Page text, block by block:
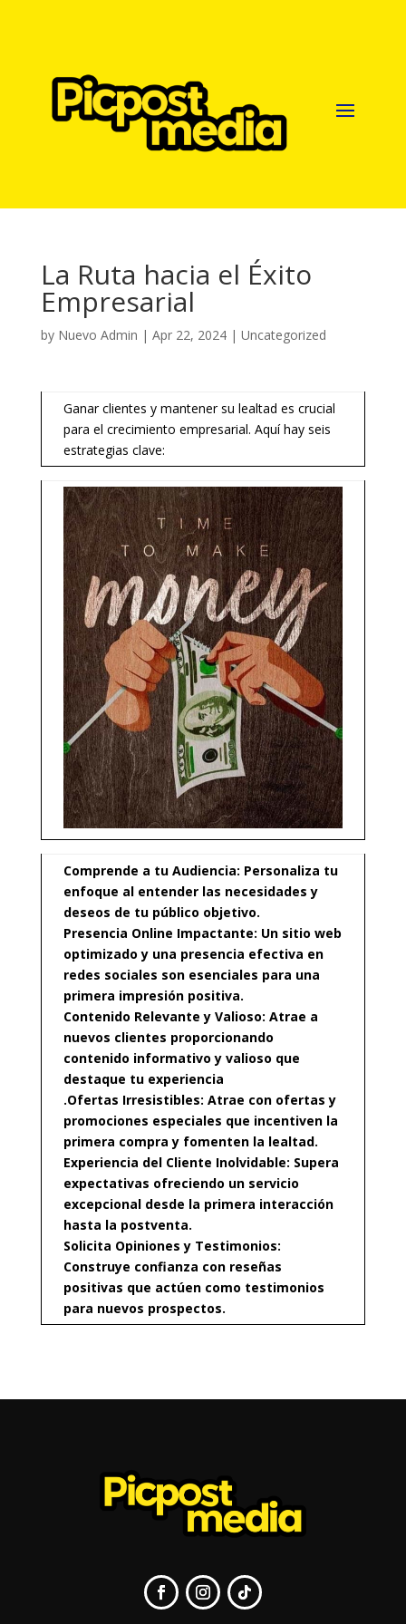
La Ruta hacia el Éxito
Empresarial
by Nuevo Admin | Apr 22, 2024| Uncategorized
Ganar clientes y mantener su lealtad es crucial
para el crecimiento empresarial. Aquí hay seis
estrategias clave:
Comprende a tu Audiencia: Personaliza tu
enfoque al entender las necesidades y
deseos de tu público objetivo.
Presencia Online Impactante: Un sitio web
optimizado y una presencia efectiva en
redes sociales son esenciales para una
primera impresión positiva.
Contenido Relevante y Valioso: Atrae a
nuevos clientes proporcionando
contenido informativo y valioso que
destaque tu experiencia
.Ofertas Irresistibles: Atrae con ofertas y
promociones especiales que incentiven la
primera compra y fomenten la lealtad.
Experiencia del Cliente Inolvidable: Supera
expectativas ofreciendo un servicio
excepcional desde la primera interacción
hasta la postventa.
Solicita Opiniones y Testimonios:
Construye confianza con reseñas
positivas que actúen como testimonios
para nuevos prospectos.